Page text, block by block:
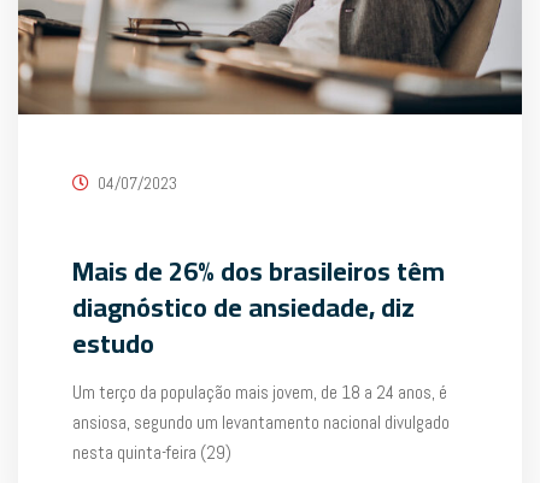
04/07/2023
Mais de 26% dos brasileiros têm
diagnóstico de ansiedade, diz
estudo
Um terço da população mais jovem, de 18 a 24 anos, é
ansiosa, segundo um levantamento nacional divulgado
nesta quinta-feira (29)